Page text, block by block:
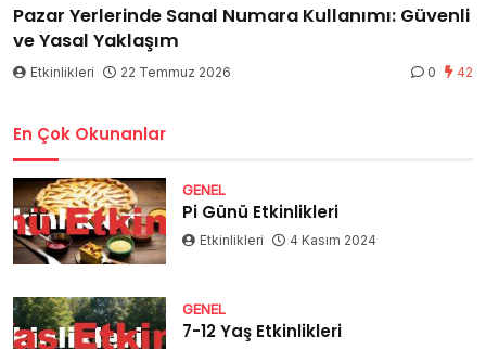
Pazar Yerlerinde Sanal Numara Kullanımı: Güvenli
ve Yasal Yaklaşım
Etkinlikleri 22 Temmuz 2026 0 42
En Çok Okunanlar
GENEL
Pi Günü Etkinlikleri
Etkinlikleri 4 Kasım 2024
GENEL
7-12 Yaş Etkinlikleri